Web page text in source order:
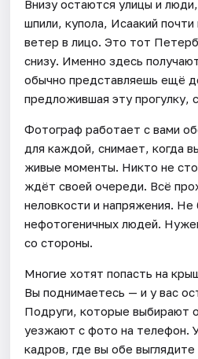
Внизу остаются улицы и
шпили, купола, Исаакий почти
ветер в лицо. Это тот
снизу. Именно здесь
обычно представляешь ещё
предложившая эту прогулку,
Фотограф работает с вами
для каждой, снимает, когда
живые моменты. Никто не
ждёт своей очереди. Всё
неловкости и напряжения. Не
нефотогеничных людей.
со стороны.
Многие хотят попасть на
Вы поднимаетесь — и у вас
Подруги, которые выбирают
уезжают с фото на телефон.
кадров, где вы обе